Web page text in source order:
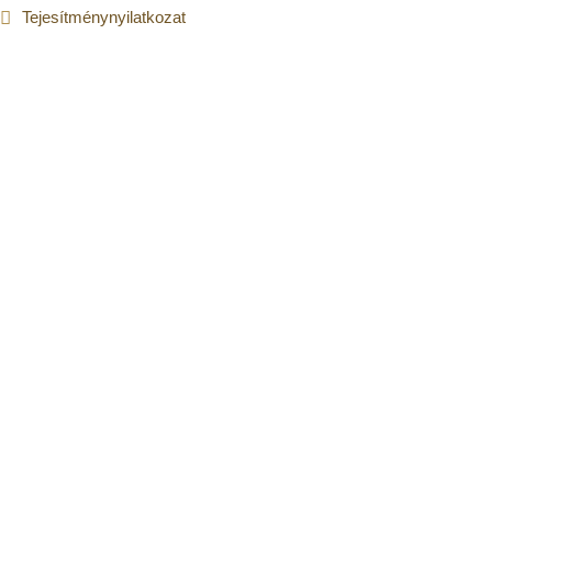
Tejesítménynyilatkozat